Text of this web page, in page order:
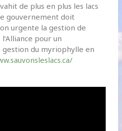
de plus en plus les lacs
gouvernement doit
urgente la gestion de
pour un
du myriophylle en